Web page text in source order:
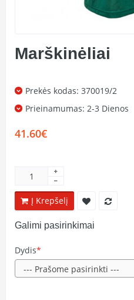
Marškinėliai
Prekės kodas: 370019/2
Prieinamumas: 2-3 Dienos
41.60€
Į Krepšelį
Galimi pasirinkimai
Dydis